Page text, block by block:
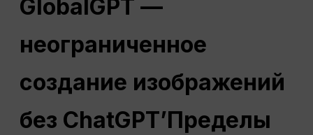
GlobalGPT —
неограниченное
создание изображений
без ChatGPT’Пределы